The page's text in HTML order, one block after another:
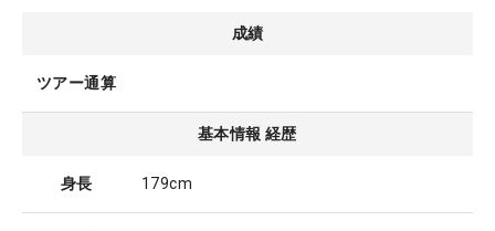
成績
ツアー通算
基本情報 経歴
身長 179cm